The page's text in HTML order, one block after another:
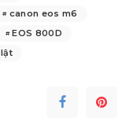
canon eos m6
EOS 800D